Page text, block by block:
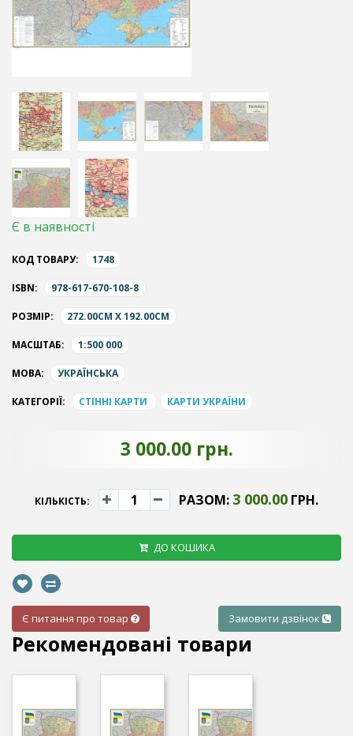
Є в наявності
КОД ТОВАРУ: 1748
ISBN: 978-617-670-108-8
РОЗМІР: 272.00CM X 192.00CM
МАСШТАБ: 1:500 000
МОВА: УКРАЇНСЬКА
КАТЕГОРІЇ: СТІННІ КАРТИ КАРТИ УКРАЇНИ
3 000.00 грн.
КІЛЬКІСТЬ: РАЗОМ: 3 000.00 ГРН.
ДО КОШИКА
Є питання про товар Замовити дзвінок
Рекомендовані товари